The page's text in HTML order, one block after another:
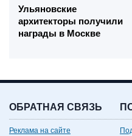
Ульяновские
архитекторы получили
награды в Москве
ОБРАТНАЯ СВЯЗЬ
Реклама на сайте